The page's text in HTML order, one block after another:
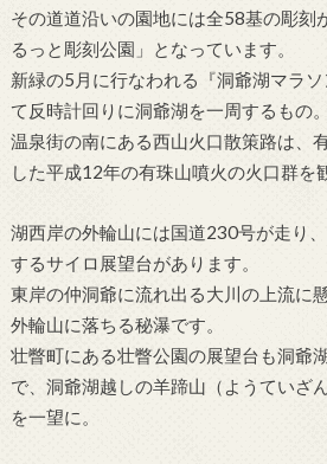
その道道沿いの園地には全58基の彫刻
るっと彫刻公園」となっています。
新緑の5月に行なわれる『洞爺湖マラ
て反時計回りに洞爺湖を一周するもの。
温泉街の南にある西山火口散策路は、
した平成12年の有珠山噴火の火口群を
湖西岸の外輪山には国道230号が走り
するサイロ展望台があります。
東岸の仲洞爺に流れ出る大川の上流に
外輪山に落ちる秘瀑です。
壮瞥町にある壮瞥公園の展望台も洞爺
で、洞爺湖越しの羊蹄山（ようていざ
を一望に。